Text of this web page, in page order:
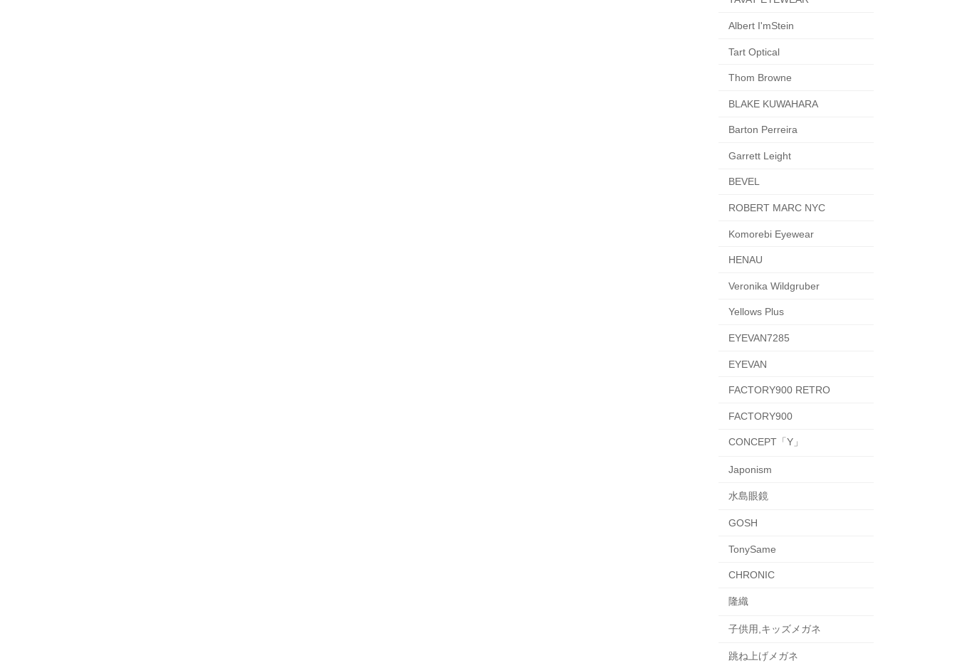
Albert I'mStein
Tart Optical
Thom Browne
BLAKE KUWAHARA
Barton Perreira
Garrett Leight
BEVEL
ROBERT MARC NYC
Komorebi Eyewear
HENAU
Veronika Wildgruber
Yellows Plus
EYEVAN7285
EYEVAN
FACTORY900 RETRO
FACTORY900
CONCEPT「Y」
Japonism
水島眼鏡
GOSH
TonySame
CHRONIC
隆織
子供用,キッズメガネ
跳ね上げメガネ